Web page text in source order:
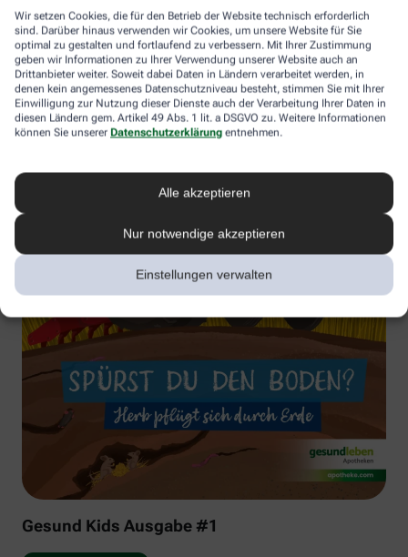
Wir setzen Cookies, die für den Betrieb der Website technisch erforderlich
sind. Darüber hinaus verwenden wir Cookies, um unsere Website für Sie
optimal zu gestalten und fortlaufend zu verbessern. Mit Ihrer Zustimmung
geben wir Informationen zu Ihrer Verwendung unserer Website auch an
Drittanbieter weiter. Soweit dabei Daten in Ländern verarbeitet werden, in
denen kein angemessenes Datenschutzniveau besteht, stimmen Sie mit Ihrer
Einwilligung zur Nutzung dieser Dienste auch der Verarbeitung Ihrer Daten in
diesen Ländern gem. Artikel 49 Abs. 1 lit. a DSGVO zu. Weitere Informationen
können Sie unserer Datenschutzerklärung entnehmen.
Alle akzeptieren
Nur notwendige akzeptieren
Einstellungen verwalten
Gesund Kids Ausgabe #1